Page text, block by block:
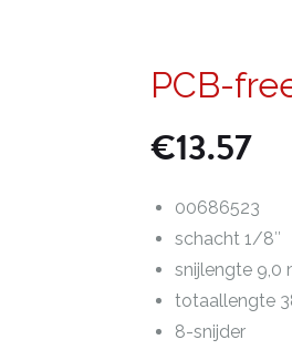
PCB-
€13.57
00686523
schacht 1/8″
snijlengte 9,0
totaallengte
8-snijder